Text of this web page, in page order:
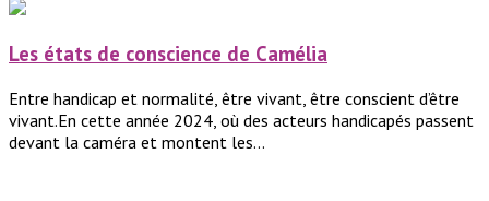
Les états de conscience de Camélia
Entre handicap et normalité, être vivant, être conscient d’être
vivant.En cette année 2024, où des acteurs handicapés passent
devant la caméra et montent les...